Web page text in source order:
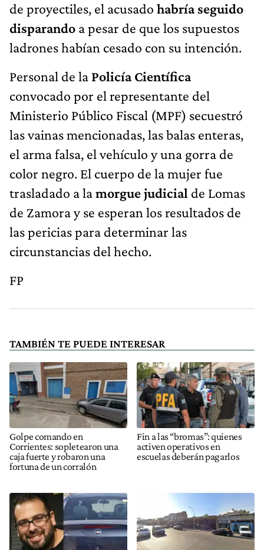
de proyectiles, el acusado habría seguido
disparando a pesar de que los supuestos
ladrones habían cesado con su intención.
Personal de la Policía Científica
convocado por el representante del
Ministerio Público Fiscal (MPF) secuestró
las vainas mencionadas, las balas enteras,
el arma falsa, el vehículo y una gorra de
color negro. El cuerpo de la mujer fue
trasladado a lamorgue judicial de Lomas
de Zamora y se esperan los resultados de
las pericias para determinar las
circunstancias del hecho.
FP
TAMBIÉN TE PUEDE INTERESAR
Golpe comando en
Corrientes: sopletearon una
caja fuerte y robaron una
fortuna de un corralón
Fin a las “bromas”: quienes
activen operativos en
escuelas deberán pagarlos